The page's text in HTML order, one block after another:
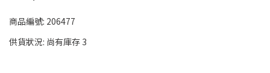
商品編號: 206477
供貨狀況: 尚有庫存 3